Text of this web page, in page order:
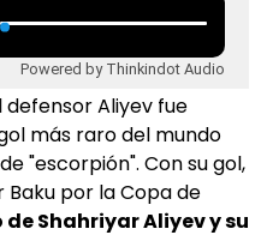
Powered by Thinkindot Audio
defensor Aliyev fue
más raro del mundo
"escorpión". Con su gol,
Baku por la Copa de
de Shahriyar Aliyev y su